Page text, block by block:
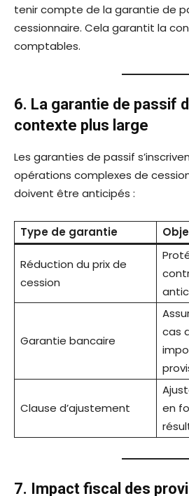
tenir compte de la garantie de
cessionnaire. Cela garantit la
comptables.
6. La garantie de passif
contexte plus large
Les garanties de passif
opérations complexes de
doivent être anticipés :
Type de garantie
Réduction du prix de
cession
Garantie bancaire
cas
Clause d’ajustement
en
7. Impact fiscal des